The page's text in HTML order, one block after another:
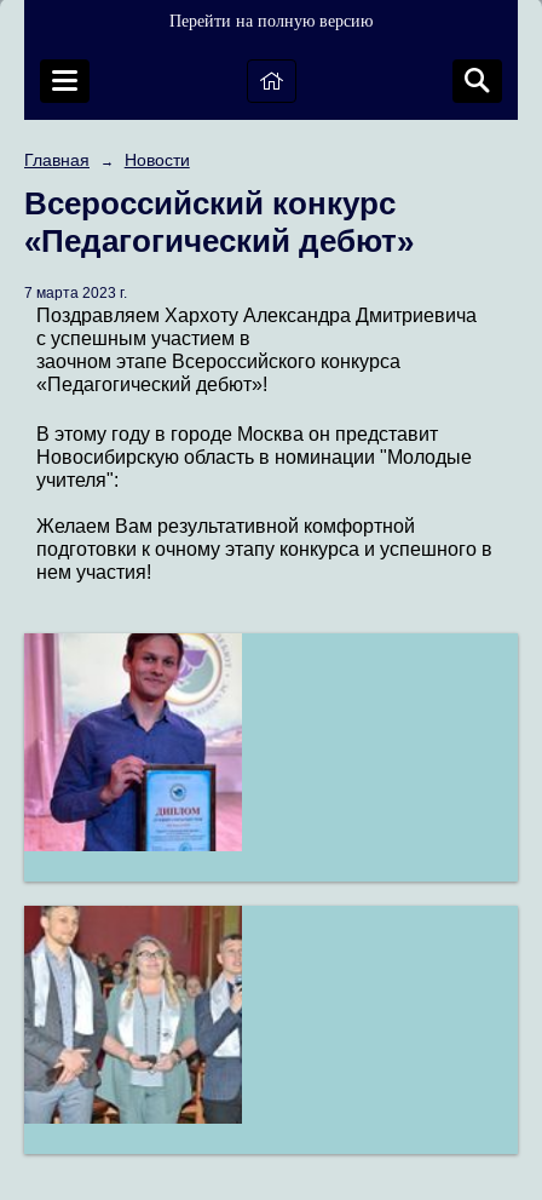
Перейти на полную версию
Главная → Новости
Всероссийский конкурс
«Педагогический дебют»
7 марта 2023 г.
Поздравляем Хархоту Александра Дмитриевича
с успешным участием в
заочном этапе Всероссийского конкурса
«Педагогический дебют»!
В этому году в городе Москва он представит
Новосибирскую область в номинации "Молодые
учителя":
Желаем Вам результативной комфортной
подготовки к очному этапу конкурса и успешного в
нем участия!